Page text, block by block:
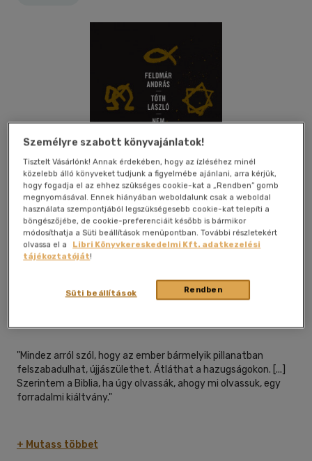
Kívánságlistához adom
oldal
"Mindez arról szól, hogy az ember bármelyik pillanatban
felszabadulhat, újjászülethet. Átláthat a hazugságokon. [...]
Szerintem a Biblia, ha úgy olvassák, ahogy mi olvassuk, egy
forradalmi kiáltvány."
Feldmár András pszichoterapeuta és Tóth László teológus,
+ Mutass többet
Személyre szabott könyvajánlatok!
Tisztelt Vásárlónk! Annak érdekében, hogy az ízléséhez minél
közelebb álló könyveket tudjunk a figyelmébe ajánlani, arra kérjük,
hogy fogadja el az ehhez szükséges cookie-kat a „Rendben” gomb
megnyomásával. Ennek hiányában weboldalunk csak a weboldal
használata szempontjából legszükségesebb cookie-kat telepíti a
böngészőjébe, de cookie-preferenciáit később is bármikor
módosíthatja a Süti beállítások menüpontban. További részletekért
olvassa el a
Libri Könyvkereskedelmi Kft. adatkezelési
tájékoztatóját!
Rendben
Süti beállítások